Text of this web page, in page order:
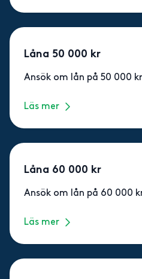
Låna 50 000 kr
Ansök om lån på 50 000 kr
Läs mer
Låna 60 000 kr
Ansök om lån på 60 000
Läs mer